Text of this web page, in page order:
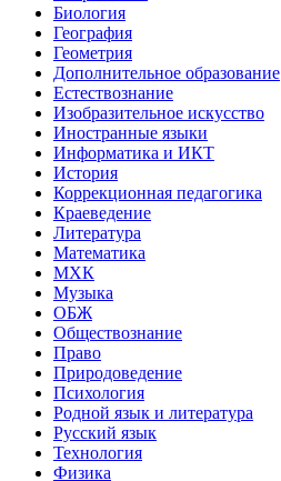
Биология
География
Геометрия
Дополнительное образование
Естествознание
Изобразительное искусство
Иностранные языки
Информатика и ИКТ
История
Коррекционная педагогика
Краеведение
Литература
Математика
МХК
Музыка
ОБЖ
Обществознание
Право
Природоведение
Психология
Родной язык и литература
Русский язык
Технология
Физика